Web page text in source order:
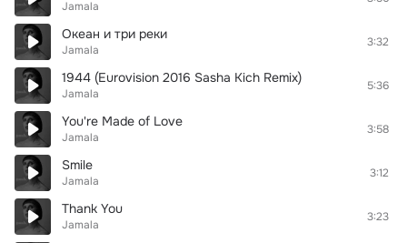
Jamala
Океан и три реки
Jamala
3:32
1944 (Eurovision 2016 Sasha Kich Remix)
Jamala
5:36
You're Made of Love
Jamala
3:58
Smile
Jamala
3:12
Thank You
Jamala
3:23